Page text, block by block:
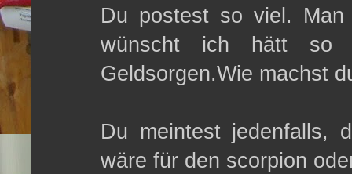
Du postest so viel.
wünscht ich hätt so
Geldsorgen.Wie machst
Du meintest jedenfalls,
wäre für den scorpion